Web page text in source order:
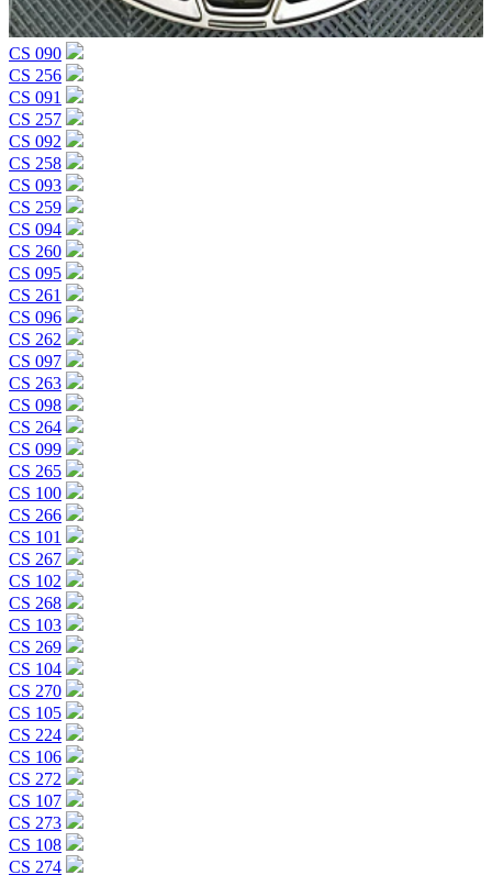
CS 090
CS 256
CS 091
CS 257
CS 092
CS 258
CS 093
CS 259
CS 094
CS 260
CS 095
CS 261
CS 096
CS 262
CS 097
CS 263
CS 098
CS 264
CS 099
CS 265
CS 100
CS 266
CS 101
CS 267
CS 102
CS 268
CS 103
CS 269
CS 104
CS 270
CS 105
CS 224
CS 106
CS 272
CS 107
CS 273
CS 108
CS 274